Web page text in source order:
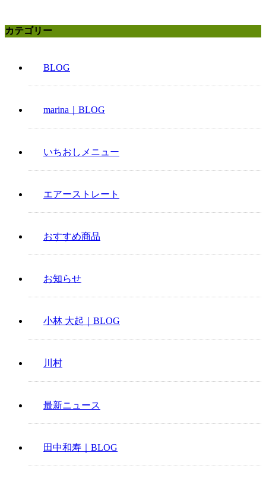
カテゴリー
BLOG
marina｜BLOG
いちおしメニュー
エアーストレート
おすすめ商品
お知らせ
小林 大起｜BLOG
川村
最新ニュース
田中和寿｜BLOG